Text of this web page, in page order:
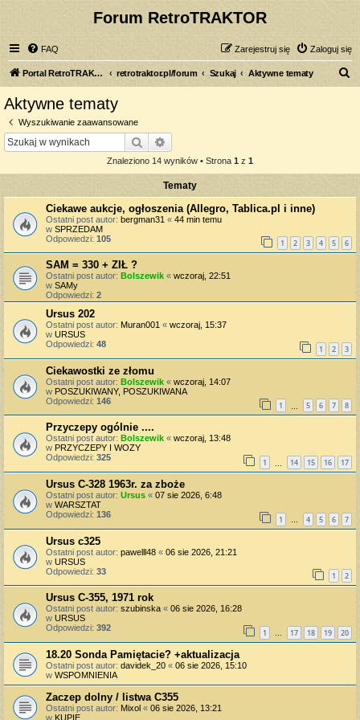
Forum RetroTRAKTOR
FAQ Zaloguj się
Zarejestruj się
Portal RetroTRAKTOR.pl retrotraktor.pl/forum Szukaj Aktywne tematy
Aktywne tematy
Wyszukiwanie zaawansowane
Szukaj
Znaleziono 14 wyników • Strona 1 z 1
Tematy
Ciekawe aukcje, ogłoszenia (Allegro, Tablica.pl i inne)
Ostatni post autor: bergman31 « 44 min temu
w SPRZEDAM
Odpowiedzi: 105 1 2 3 4 5 6
SAM = 330 + ZIŁ ?
Ostatni post autor: Bolszewik « wczoraj, 22:51
w SAMy
Odpowiedzi: 2
Ursus 202
Ostatni post autor: Muran001 « wczoraj, 15:37
w URSUS
Odpowiedzi: 48 1 2 3
Ciekawostki ze złomu
Ostatni post autor: Bolszewik « wczoraj, 14:07
w POSZUKIWANY, POSZUKIWANA
Odpowiedzi: 146 1 5 6 7 8
Przyczepy ogólnie ....
Ostatni post autor: Bolszewik « wczoraj, 13:48
w PRZYCZEPY I WOZY
Odpowiedzi: 325 1 14 15 16 17
Ursus C-328 1963r. za zboże
Ostatni post autor: Ursus « 07 sie 2026, 6:48
w WARSZTAT
Odpowiedzi: 136 1 … 4 5 6 7
Ursus c325
Ostatni post autor: pawelll48 « 06 sie 2026, 21:21
w URSUS
Odpowiedzi: 33 1 2
Ursus C-355, 1971 rok
Ostatni post autor: szubinska « 06 sie 2026, 16:28
w URSUS
Odpowiedzi: 392 1 … 17 18 19 20
18.20 Sonda Pamiętacie? +aktualizacja
Ostatni post autor: davidek_20 « 06 sie 2026, 15:10
w WSPOMNIENIA
Zaczep dolny / listwa C355
Ostatni post autor: Mixol « 06 sie 2026, 13:21
w KUPIĘ